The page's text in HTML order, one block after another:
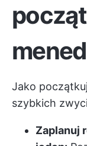
Jako
szybkich
Zaplanuj